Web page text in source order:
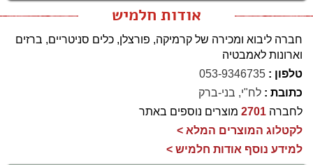
אודות חלמיש
חברה ליבוא ומכירה של קרמיקה, פורצלן, כלים סניטריים, ברזים
וארונות לאמבטיה
טלפון : 053-9346735
כתובת : לח"י, בני-ברק
לחברה 2701 מוצרים נוספים באתר
לקטלוג המוצרים המלא >
למידע נוסף אודות חלמיש >